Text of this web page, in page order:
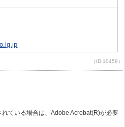
（ID:10459）
ている場合は、Adobe Acrobat(R)が必要